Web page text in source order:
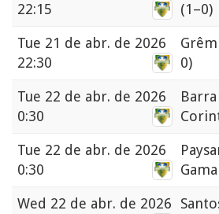
22:15
(1–0)
Tue 21 de abr. de 2026
22:30
0)
Tue 22 de abr. de 2026
0:30
Tue 22 de abr. de 2026
0:30
Gama
Wed 22 de abr. de 2026